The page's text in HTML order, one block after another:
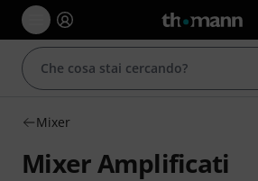
Mixer
Mixer Amplificati